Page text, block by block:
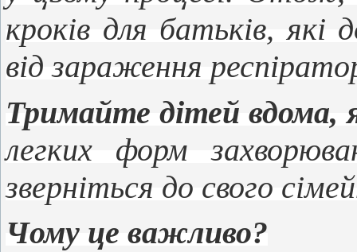
кроків для батьків,
від зараження
Тримайте дітей вдома,
легких форм
зверніться до свого
Чому це важливо?